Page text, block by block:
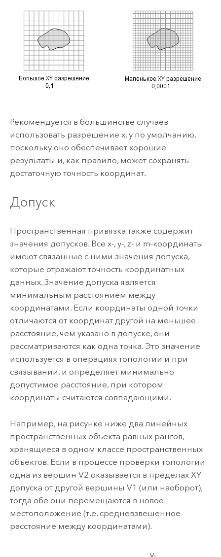
Рекомендуется в большинстве случаев
использовать разрешение x, y по умолчанию,
поскольку оно обеспечивает хорошие
результаты и, как правило, может сохранять
достаточную точность координат.
Допуск
Пространственная привязка также содержит
значения допусков. Все x-, y-, z- и m-координаты
имеют связанные с ними значения допуска,
которые отражают точность координатных
данных. Значение допуска является
минимальным расстоянием между
координатами. Если координаты одной точки
отличаются от координат другой на меньшее
расстояние, чем указано в допуске, они
рассматриваются как одна точка. Это значение
используется в операциях топологии и при
связывании, и определяет минимально
допустимое расстояние, при котором
координаты считаются совпадающими.
Например, на рисунке ниже два линейных
пространственных объекта равных рангов,
хранящиеся в одном классе пространственных
объектов. Если в процессе проверки топологии
одна из вершин V2 оказывается в пределах XY
допуска от другой вершины V1 (или наоборот),
тогда обе они перемещаются в новое
местоположение (т.е. средневзвешенное
расстояние между координатами).